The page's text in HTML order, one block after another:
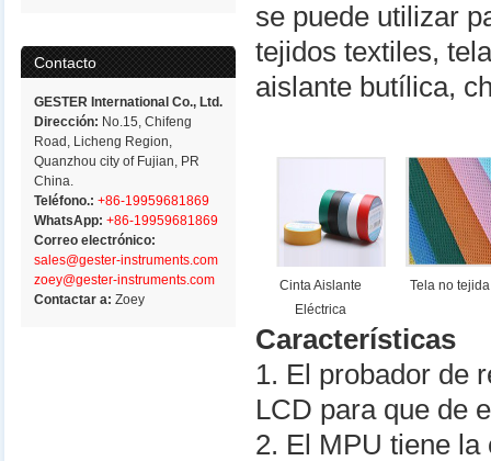
Contacto
GESTER International Co., Ltd.
Dirección: No.15, Chifeng
Road, Licheng Region,
Quanzhou city of Fujian, PR
China.
Teléfono.: +86-19959681869
WhatsApp: +86-19959681869
Correo electrónico:
sales@gester-instruments.com
zoey@gester-instruments.com
Contactar a:Zoey
se puede utilizar
tejidos textiles,
aislante butílica,
Cinta Aislante
Eléctrica
Tela no tejida
Características
1. El probador de
LCD para que de
2. El MPU tiene la